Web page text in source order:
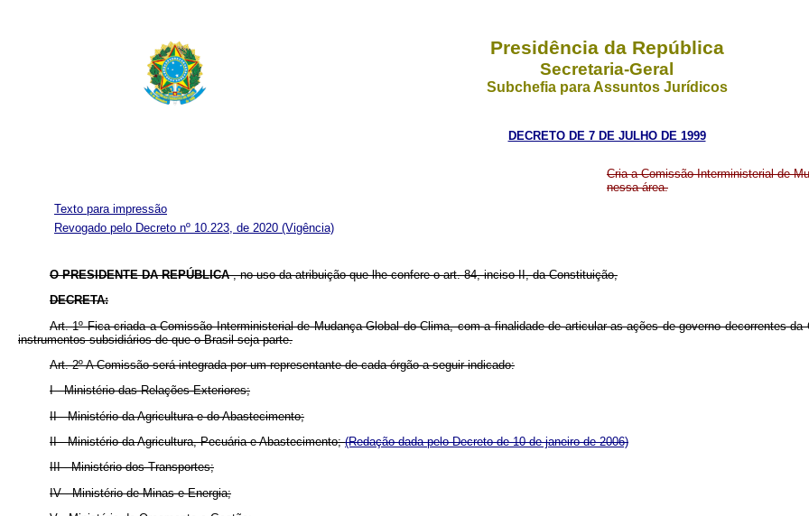
Presidência da República
Secretaria-Geral
Subchefia para Assuntos Jurídicos
DECRETO DE 7 DE JULHO DE 1999
Cria a Comissão Interministerial de
nessa área.
Texto para impressão
Revogado pelo Decreto nº 10.223, de 2020 (Vigência)
O PRESIDENTE DA REPÚBLICA, no uso da atribuição que lhe confere o art. 84, inciso II, da Constituição,
DECRETA:
Art. 1º Fica criada a Comissão Interministerial de Mudança Global do Clima, com a finalidade de articular as ações de governo decorrentes
instrumentos subsidiários de que o Brasil seja parte.
Art. 2º A Comissão será integrada por um representante de cada órgão a seguir indicado:
I - Ministério das Relações Exteriores;
II - Ministério da Agricultura e do Abastecimento;
II - Ministério da Agricultura, Pecuária e Abastecimento;(Redação dada pelo Decreto de 10 de janeiro de 2006)
III - Ministério dos Transportes;
IV - Ministério de Minas e Energia;